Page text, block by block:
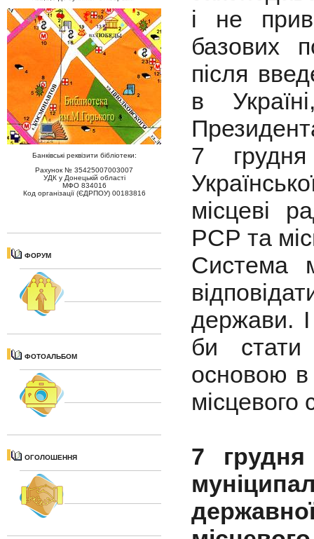
Банківські реквізити бібліотеки:
Рахунок № 35425007003007
УДК у Донецькій області
МФО 834016
Код організації (ЄДРПОУ) 00183816
ФОРУМ
ФОТОАЛЬБОМ
ОГОЛОШЕННЯ
і не
базових
після
в
7
місцеві
РСР та
Система
держави.
би стати
основою в
місцевого
7